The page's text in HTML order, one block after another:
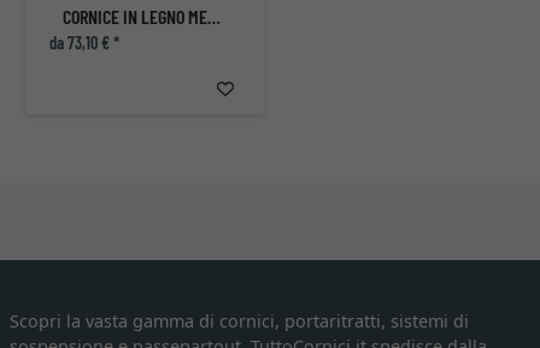
CORNICE IN LEGNO METALIA 20
da 73,10 € *
Scopri la vasta gamma di cornici, portaritratti, sistemi di